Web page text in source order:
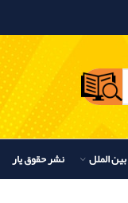
بین الملل نشر حقوق یار